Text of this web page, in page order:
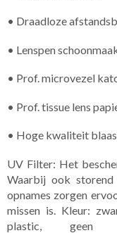
• Draadloze
• Lenspen
• Prof. microvezel
• Prof. tissue lens
• Hoge kwaliteit
UV Filter: Het
Waarbij ook
opnames zorgen
missen is. Kleur:
plastic, geen